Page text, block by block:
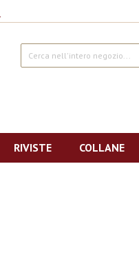
Cerca
RIVISTE COLLANE